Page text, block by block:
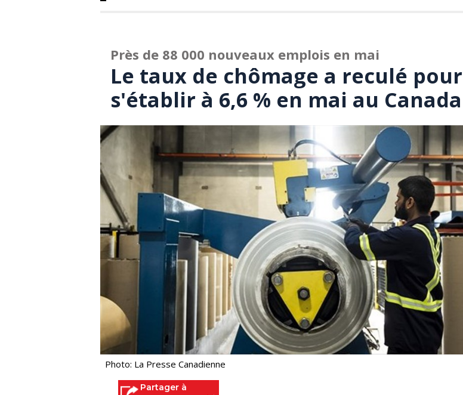
Près de 88 000 nouveaux emplois en mai
Le taux de chômage a reculé pour
s'établir à 6,6 % en mai au Canada
Photo: La Presse Canadienne
Partager à